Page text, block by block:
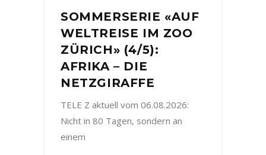
SOMMERSERIE «AUF
WELTREISE IM ZOO
ZÜRICH» (4/5):
AFRIKA – DIE
NETZGIRAFFE
TELE Z aktuell vom 06.08.2026:
Nicht in 80 Tagen, sondern an
einem